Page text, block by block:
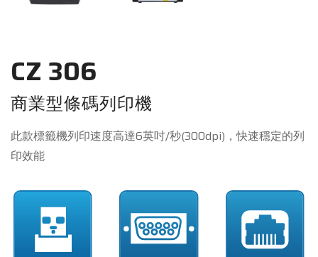
CZ 306
商業型條碼列印機
此款標籤機列印速度高達6英吋/秒(300dpi)，快速穩定的列
印效能